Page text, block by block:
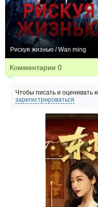
Рискуя жизнью / Wan ming
Комментарии 0
Чтобы писать и оценивать
зарегистрироваться